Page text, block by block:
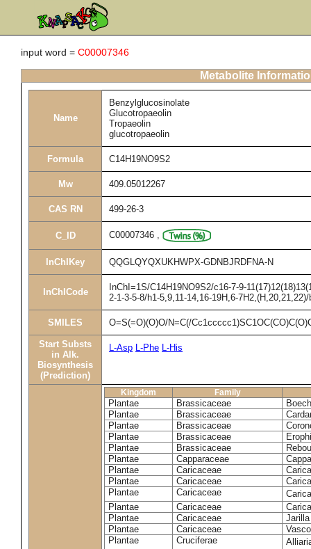
input word = C00007346
Metabolite
Name
Benzylglucosinolate
Glucotropaeolin
Tropaeolin
glucotropaeolin
Formula C14H19NO9S2
Mw 409.05012267
CAS RN 499-26-3
C_ID C00007346 ,
InChIKey QQGLQYQXUKHWPX-GDNBJRDFNA-N
InChICode
InChI=1S/C14H19NO9S2/c16-7-9-
2-1-3-5-8/h1-5,9,11-14,16-19H,6-
SMILES O=S(=O)(O)O/N=C(/
Start Substs
in Alk.
Biosynthesis
(Prediction)
L-Asp L-Phe L-His
Kingdom Family
Plantae Brassicaceae
Plantae
Brassicaceae
Plantae
Brassicaceae
Plantae
Brassicaceae
Plantae
Brassicaceae
Plantae
Capparaceae
Plantae
Caricaceae
Plantae
Caricaceae
Plantae
Caricaceae
Plantae
Caricaceae
Plantae
Caricaceae
Plantae
Caricaceae
Plantae
Cruciferae